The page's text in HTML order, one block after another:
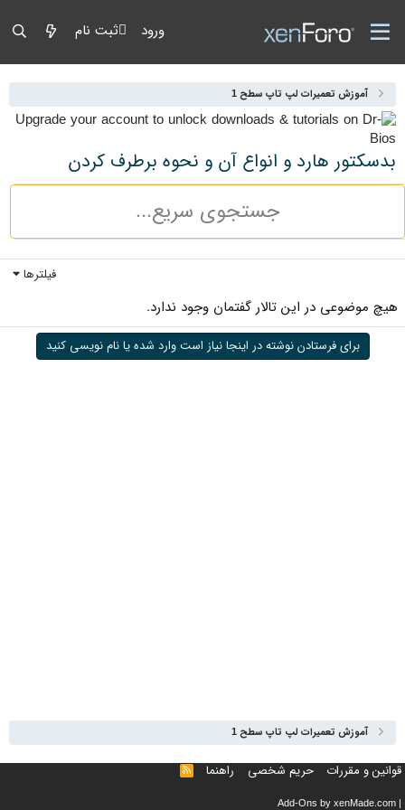
ورود ثبت نام
آموزش تعمیرات لپ تاپ سطح 1
بدسکتور هارد و انواع آن و نحوه برطرف کردن
فیلترها
هیچ موضوعی در این تالار گفتمان وجود ندارد.
برای فرستادن نوشته در اینجا نیاز است وارد شده یا نام نویسی کنید
آموزش تعمیرات لپ تاپ سطح 1
قوانین و مقررات حریم شخصی راهنما خوراک
|
Add-Ons by xenMade.com